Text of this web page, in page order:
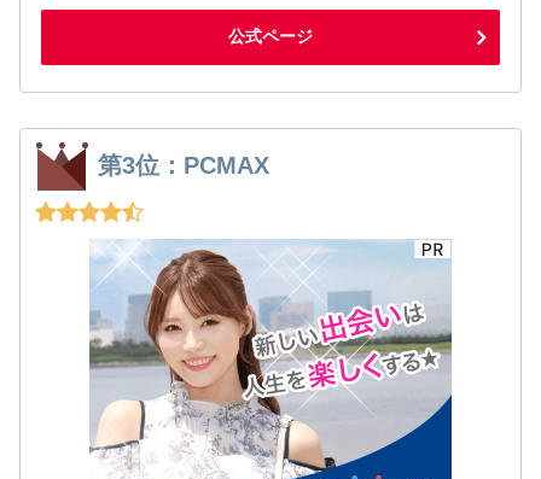
公式ページ
第3位：PCMAX